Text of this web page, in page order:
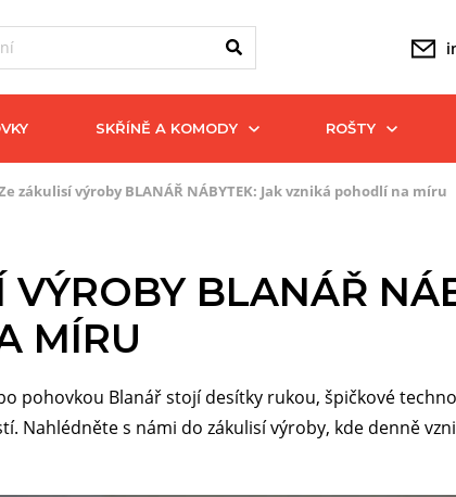
SKŘÍNĚ A KOMODY ROŠTY
zákulisí výroby BLANÁŘ NÁBYTEK: Jak vzniká pohodlí na míru
VÝROBY BLANÁŘ
MÍRU
pohovkou Blanář stojí desítky rukou, špičkové
Nahlédněte s námi do zákulisí výroby, kde denně